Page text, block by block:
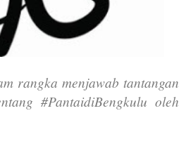
rangka menjawab tantangan
#PantaidiBengkulu oleh